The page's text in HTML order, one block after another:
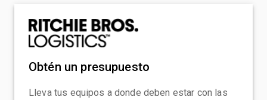
Obtén un presupuesto
Lleva tus equipos a donde deben estar con las